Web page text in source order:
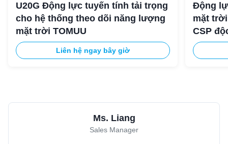
U20G Động lực tuyến tính tải trọng
cho hệ thống theo dõi năng lượng
mặt trời TOMUU
Liên hệ ngay bây giờ
Động
mặt
CSP
Ms. Liang
Sales Manager